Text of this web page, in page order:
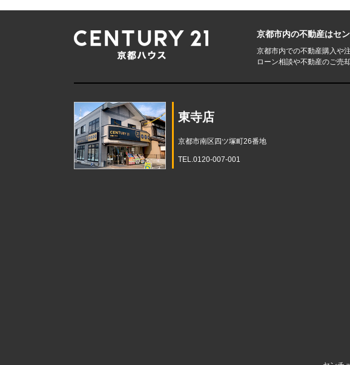
京都市内の不動産はセ
京都市内での不動産購入や
ローン相談や不動産のご売
東寺店
京都市南区四ツ塚町26番地
TEL.0120-007-001